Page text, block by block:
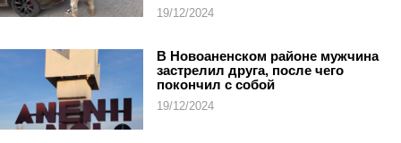
19/12/2024
В Новоаненском районе мужчина
застрелил друга, после чего
покончил с собой
19/12/2024